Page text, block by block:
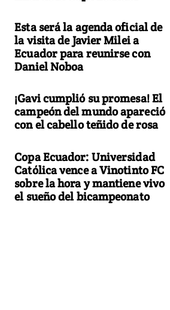
Esta será la agenda oficial de
la visita de Javier Milei a
Ecuador para reunirse con
Daniel Noboa
¡Gavi cumplió su promesa! El
campeón del mundo apareció
con el cabello teñido de rosa
Copa Ecuador: Universidad
Católica vence a Vinotinto FC
sobre la hora y mantiene vivo
el sueño del bicampeonato